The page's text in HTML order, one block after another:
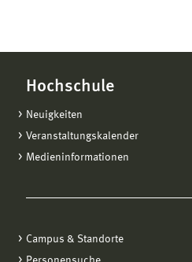
Hochschule
Neuigkeiten
Veranstaltungskalender
Medieninformationen
Campus & Standorte